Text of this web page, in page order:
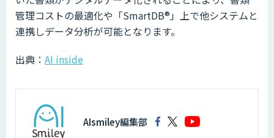
管理コストの最適化や「SmartDB®︎」上で他システムと
連携しデータ分析が可能となります。
出典： AI inside
AIsmiley編集部